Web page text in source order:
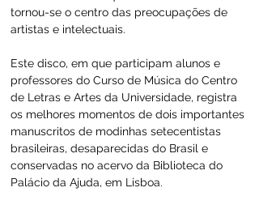
tornou-se o centro das preocupações de
artistas e intelectuais.
Este disco, em que participam alunos e
professores do Curso de Música do Centro
de Letras e Artes da Universidade, registra
os melhores momentos de dois importantes
manuscritos de modinhas setecentistas
brasileiras, desaparecidas do Brasil e
conservadas no acervo da Biblioteca do
Palácio da Ajuda, em Lisboa.